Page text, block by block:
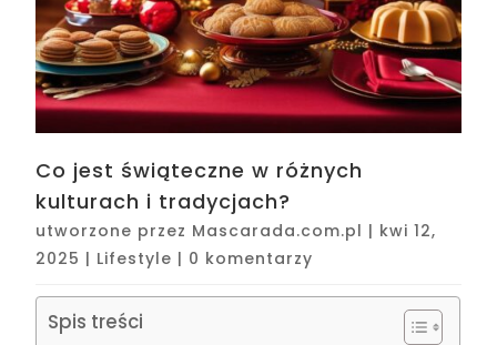
Co jest świąteczne w różnych
kulturach i tradycjach?
utworzone przez Mascarada.com.pl | kwi 12,
2025 | Lifestyle | 0 komentarzy
Spis treści